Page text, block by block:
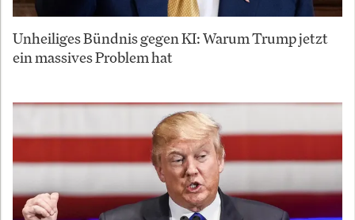
Unheiliges Bündnis gegen KI: Warum Trump jetzt
ein massives Problem hat